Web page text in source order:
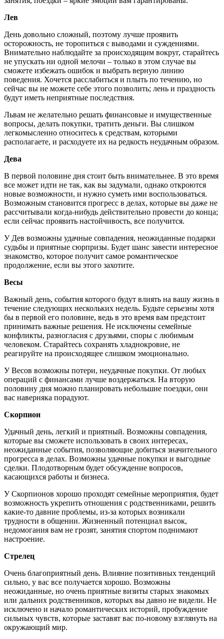
Лев
День довольно сложный, поэтому лучше проявить
осторожность, не торопиться с выводами и суждениями.
Внимательно наблюдайте за происходящим вокруг, старайтесь
не упускать ни одной мелочи – только в этом случае вы
сможете избежать ошибок и выбрать верную линию
поведения. Хочется расслабиться и плыть по течению, но
сейчас вы не можете себе этого позволить; лень и праздность
будут иметь неприятные последствия.
Львам не желательно решать финансовые и имущественные
вопросы, делать покупки, тратить деньги. Вы слишком
легкомысленно относитесь к средствам, которыми
располагаете, и расходуете их на редкость неудачным образом.
Дева
В первой половине дня стоит быть внимательнее. В это время
все может идти не так, как вы задумали, однако откроются
новые возможности, и нужно суметь ими воспользоваться.
Возможным становится прогресс в делах, которые вы даже не
рассчитывали когда-нибудь действительно провести до конца;
если сейчас проявить настойчивость, все получится.
У Дев возможны удачные совпадения, неожиданные подарки
судьбы и приятные сюрпризы. Будет шанс завести интересное
знакомство, которое получит самое романтическое
продолжение, если вы этого захотите.
Весы
Важный день, события которого будут влиять на вашу жизнь в
течение следующих нескольких недель. Будьте серьезны хотя
бы в первой его половине, ведь в это время вам предстоит
принимать важные решения. Не исключены семейные
конфликты, разногласия с друзьями, споры с любимым
человеком. Старайтесь сохранять хладнокровие, не
реагируйте на происходящее слишком эмоционально.
У Весов возможны потери, неудачные покупки. От любых
операций с финансами лучше воздержаться. На вторую
половину дня можно планировать небольшие поездки, они
вас наверняка порадуют.
Скорпион
Удачный день, легкий и приятный. Возможны совпадения,
которые вы сможете использовать в своих интересах,
неожиданные события, позволяющие добиться значительного
прогресса в делах. Возможны удачные покупки и выгодные
сделки. Плодотворным будет обсуждение вопросов,
касающихся работы и бизнеса.
У Скорпионов хорошо проходят семейные мероприятия, будет
возможность укрепить отношения с родственниками, решить
какие-то давние проблемы, из-за которых возникали
трудности в общении. Жизненный потенциал высок,
недомогания вам не грозят, занятия спортом поднимают
настроение.
Стрелец
Очень благоприятный день. Влияние позитивных тенденций
сильно, у вас все получается хорошо. Возможны
неожиданные, но очень приятные визиты старых знакомых
или дальних родственников, которых вы давно не видели. Не
исключено и начало романтических историй, пробуждение
сильных чувств, которые заставят вас по-новому взглянуть на
окружающий мир.